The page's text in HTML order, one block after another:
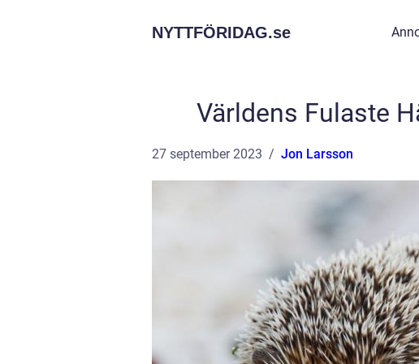
NYTTFÖRIDAG.se
Världens Fulaste
27 september 2023 Jon Larsson